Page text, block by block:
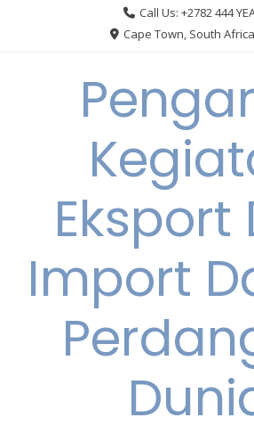
Call Us: +2782 444
Cape Town, South Africa
Eksport
Import